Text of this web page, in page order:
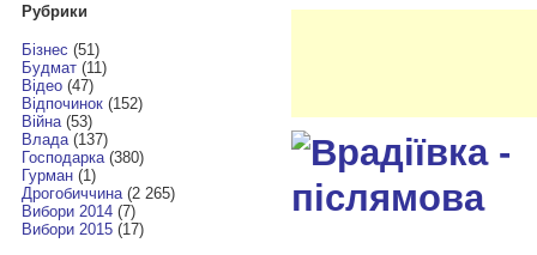
Рубрики
Бізнес (51)
Будмат(11)
Відео(47)
Відпочинок(152)
Війна(53)
Влада(137)
Господарка(380)
Гурман(1)
Дрогобиччина(2 265)
Вибори 2014(7)
Вибори 2015(17)